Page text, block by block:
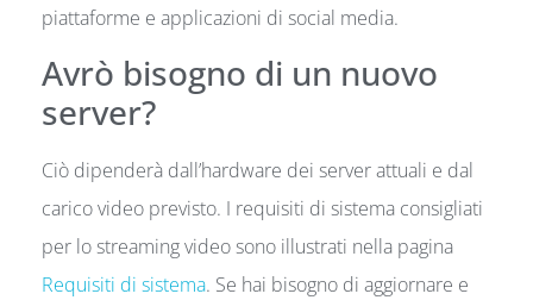
piattaforme e applicazioni di social media.
Avrò bisogno di un nuovo
server?
Ciò dipenderà dall’hardware dei server attuali e dal
carico video previsto. I requisiti di sistema consigliati
per lo streaming video sono illustrati nella pagina
Requisiti di sistema. Se hai bisogno di aggiornare e